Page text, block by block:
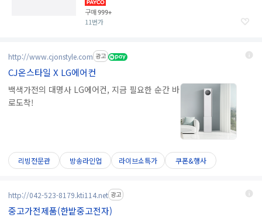
구매999+
11번가
http://www.cjonstyle.com 광고
CJ온스타일 X LG에어컨
백색가전의 대명사 LG에어컨, 지금 필요한 순간 바
로도착!
리빙전문관 방송라인업 라이브쇼특가 쿠폰&행사
http://042-523-8179.kti114.net 광고
중고가전제품(한밭중고전자)